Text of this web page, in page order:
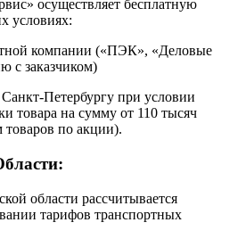
осуществляет бесплатную
условиях:
компании («ПЭК», «Деловые
с заказчиком)
Санкт-Петербургу при условии
товара на сумму от 110 тысяч
товаров по акции).
области рассчитывается
тарифов транспортных